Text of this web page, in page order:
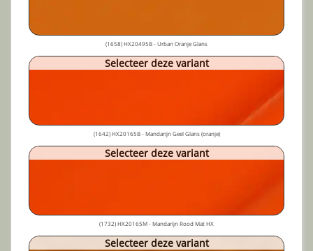
(1658) HX20495B - Urban Oranje Glans
Selecteer deze variant
(1642) HX20165B - Mandarijn Geel Glans (oranje)
Selecteer deze variant
(1732) HX20165M - Mandarijn Rood Mat HX
Selecteer deze variant